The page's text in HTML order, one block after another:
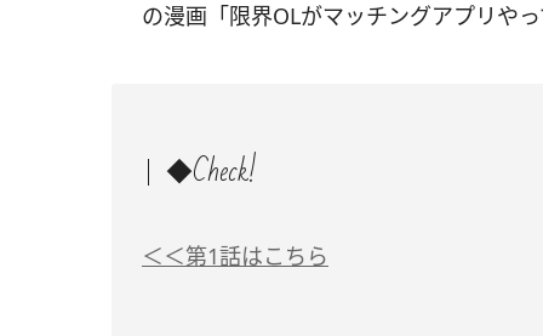
の漫画「限界OLがマッチングアプリや
◆Check!
＜＜第1話はこちら